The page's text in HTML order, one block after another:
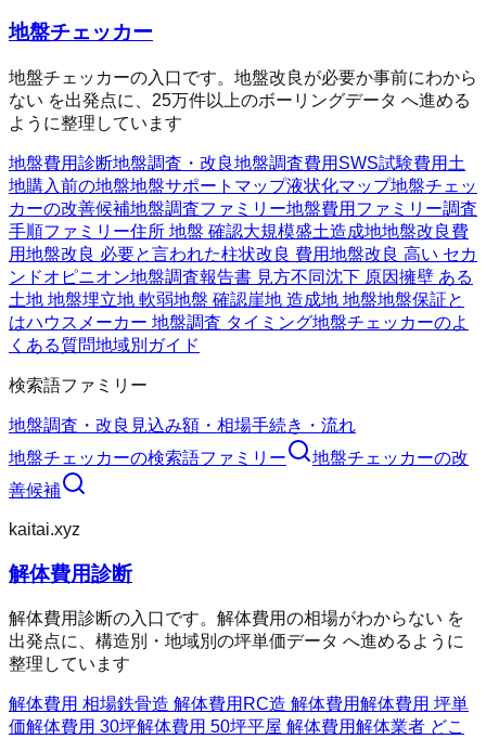
地盤チェッカー
地盤チェッカーの入口です。地盤改良が必要か事前にわから
ない を出発点に、25万件以上のボーリングデータ へ進める
ように整理しています
地盤費用診断地盤調査・改良地盤調査費用 SWS試験費用 土
地購入前の地盤地盤サポートマップ液状化マップ地盤チェッ
カーの改善候補地盤調査ファミリー地盤費用ファミリー調査
手順ファミリー住所 地盤 確認大規模盛土造成地地盤改良費
用地盤改良 必要と言われた柱状改良 費用地盤改良 高い セカ
ンドオピニオン地盤調査報告書 見方不同沈下 原因擁壁 ある
土地 地盤埋立地 軟弱地盤 確認崖地 造成地 地盤地盤保証と
はハウスメーカー 地盤調査 タイミング地盤チェッカーのよ
くある質問地域別ガイド
検索語ファミリー
地盤調査・改良 見込み額・相場手続き・流れ
地盤チェッカーの検索語ファミリー 地盤チェッカーの改
善候補
kaitai.xyz
解体費用診断
解体費用診断の入口です。解体費用の相場がわからない を
出発点に、構造別・地域別の坪単価データ へ進めるように
整理しています
解体費用 相場鉄骨造 解体費用 RC造 解体費用解体費用 坪単
価解体費用 30坪解体費用 50坪平屋 解体費用解体業者 どこ